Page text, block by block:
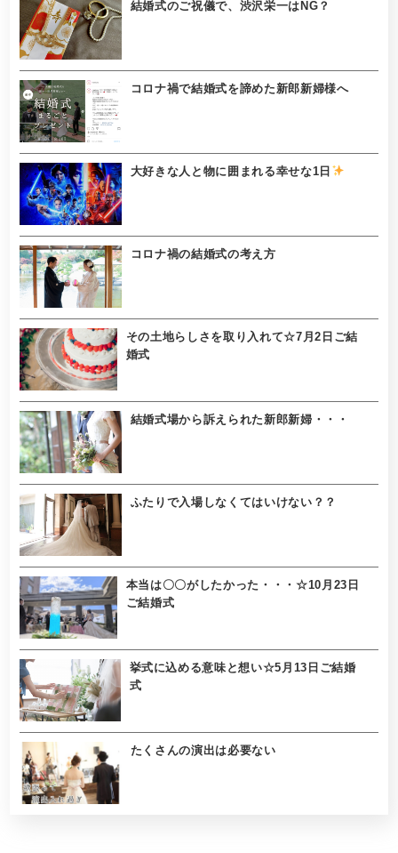
結婚式のご祝儀で、渋沢栄一はNG？
コロナ禍で結婚式を諦めた新郎新婦様へ
大好きな人と物に囲まれる幸せな1日
コロナ禍の結婚式の考え方
その土地らしさを取り入れて☆7月2日ご結
婚式
結婚式場から訴えられた新郎新婦・・・
ふたりで入場しなくてはいけない？？
本当は〇〇がしたかった・・・☆10月23日
ご結婚式
挙式に込める意味と想い☆5月13日ご結婚
式
たくさんの演出は必要ない